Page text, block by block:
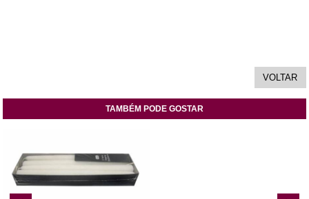
TAMBÉM PODE GOSTAR